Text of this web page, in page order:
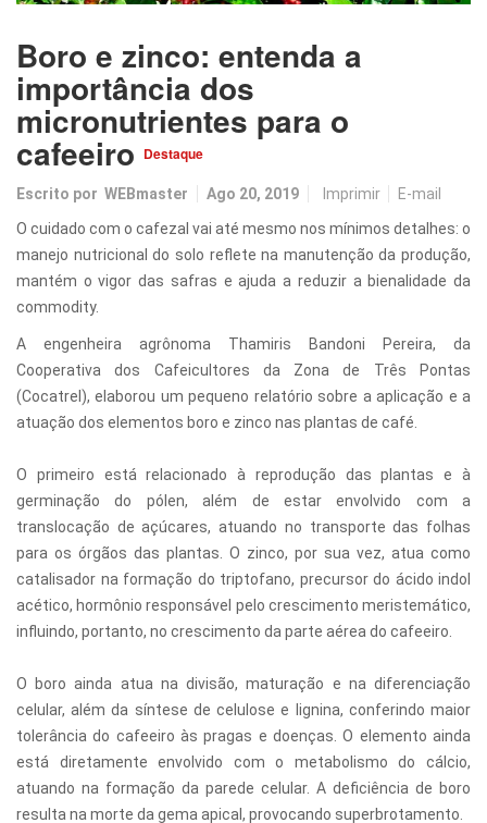
Boro e zinco: entenda a
importância dos
micronutrientes para o
cafeeiro Destaque
Escrito por WEBmaster Ago 20, 2019 Imprimir E-mail
O cuidado com o cafezal vai até mesmo nos mínimos detalhes: o
manejo nutricional do solo reflete na manutenção da produção,
mantém o vigor das safras e ajuda a reduzir a bienalidade da
commodity.
A engenheira agrônoma Thamiris Bandoni Pereira, da
Cooperativa dos Cafeicultores da Zona de Três Pontas
(Cocatrel), elaborou um pequeno relatório sobre a aplicação e a
atuação dos elementos boro e zinco nas plantas de café.
O primeiro está relacionado à reprodução das plantas e à
germinação do pólen, além de estar envolvido com a
translocação de açúcares, atuando no transporte das folhas
para os órgãos das plantas. O zinco, por sua vez, atua como
catalisador na formação do triptofano, precursor do ácido indol
acético, hormônio responsável pelo crescimento meristemático,
influindo, portanto, no crescimento da parte aérea do cafeeiro.
O boro ainda atua na divisão, maturação e na diferenciação
celular, além da síntese de celulose e lignina, conferindo maior
tolerância do cafeeiro às pragas e doenças. O elemento ainda
está diretamente envolvido com o metabolismo do cálcio,
atuando na formação da parede celular. A deficiência de boro
resulta na morte da gema apical, provocando superbrotamento.